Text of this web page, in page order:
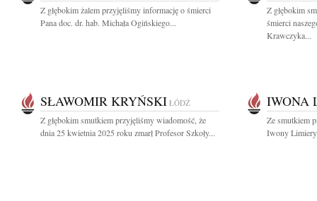
Z głębokim żalem przyjęliśmy informację o śmierci
Pana doc. dr. hab. Michała Ogińskiego...
Z głębokim
śmierci
Krawczyka...
SŁAWOMIR KRYŃSKI ŁÓDŹ
Z głębokim smutkiem przyjęliśmy wiadomość, że
dnia 25 kwietnia 2025 roku zmarł Profesor Szkoły...
IWONA
Ze smutkiem
Iwony